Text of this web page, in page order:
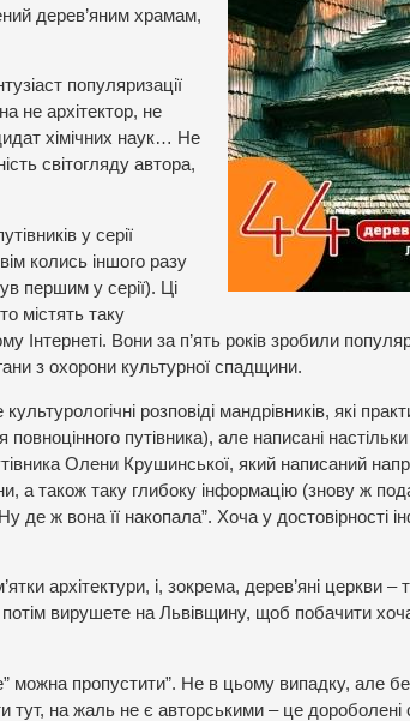
дерев’яним храмам,
популяризації
не архітектор, не
хімічних наук… Не
світогляду автора,
у серії
колись іншого разу
першим у серії). Ці
містять таку
Інтернеті. Вони за п’ять років зробили
з охорони культурної спадщини.
розповіді мандрівників, які
путівника), але написані
Олени Крушинської, який написаний
а також таку глибоку інформацію (знову ж
де ж вона її накопала”. Хоча у достовірності
архітектури, і, зокрема, дерев’яні церкви –
вирушете на Львівщину, щоб побачити хоча
можна пропустити”. Не в цьому випадку, але
тут, на жаль не є авторськими – це дороболені